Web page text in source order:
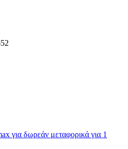
για δωρεάν μεταφορικά για 1